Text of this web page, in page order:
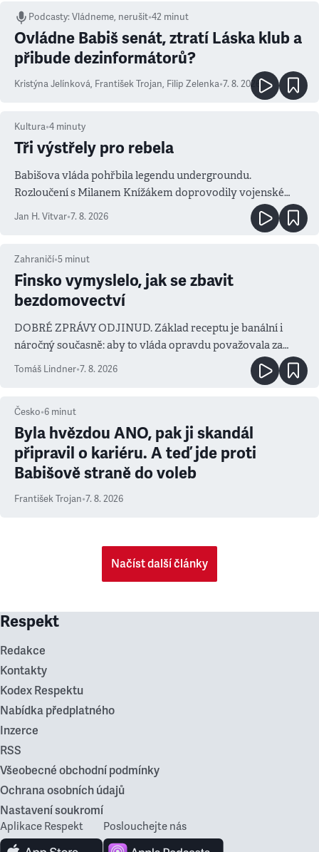
Podcasty:Vládneme, nerušit•42 minut
Ovládne Babiš senát, ztratí Láska klub a
přibude dezinformátorů?
Kristýna Jelínková, František Trojan, Filip Zelenka•7. 8. 2026
Kultura•4 minuty
Tři výstřely pro rebela
Babišova vláda pohřbila legendu undergroundu.
Rozloučení s Milanem Knížákem doprovodily vojenské
salvy i kritika pokrokářů
Jan H. Vitvar•7. 8. 2026
Zahraničí•5 minut
Finsko vymyslelo, jak se zbavit
bezdomovectví
DOBRÉ ZPRÁVY ODJINUD. Základ receptu je banální i
náročný současně: aby to vláda opravdu považovala za
prioritu
Tomáš Lindner•7. 8. 2026
Česko•6 minut
Byla hvězdou ANO, pak ji skandál
připravil o kariéru. A teď jde proti
Babišově straně do voleb
František Trojan•7. 8. 2026
Načíst další články
Respekt
Redakce
Kontakty
Kodex Respektu
Nabídka předplatného
Inzerce
RSS
Všeobecné obchodní podmínky
Ochrana osobních údajů
Nastavení soukromí
Aplikace Respekt Poslouchejte nás